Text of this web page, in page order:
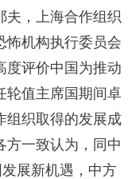
夫，上海合作组织
怖机构执行委员会
度评价中国为推动
轮值主席国期间卓
组织取得的发展成
方一致认为，同中
展新机遇，中方